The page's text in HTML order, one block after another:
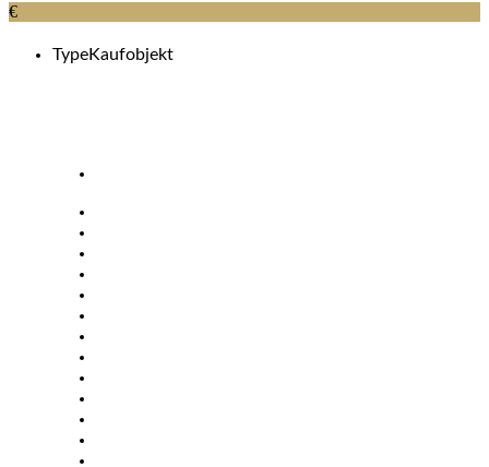
€
TypeKaufobjekt